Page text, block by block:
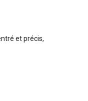
et précis,